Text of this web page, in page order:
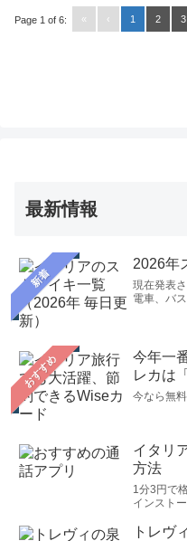
Page 1 of 6: « ‹ 1 2 3
最新情報
新着
2026年
現在発表
電車、バ
おすすめ
今年一
レカは
今なら無
イタリ
方法
1分3円で
インスト
トレヴ